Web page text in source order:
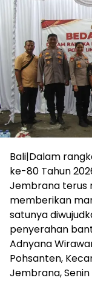
Bali|Dalam
ke-80 Tahun
Jembrana terus
memberikan
satunya
penyerahan
Adnyana
Pohsanten,
Jembrana,